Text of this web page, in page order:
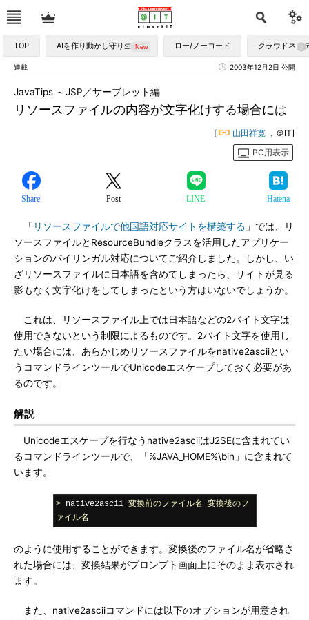
TOP AIを作り動かし守り生かす ロー/ノーコード クラウドネイ
連載 2003年12月2日 公開
リソースファイルの内容が文字化けする場合には
JavaTips ～JSP／サーブレット編
[ 山田祥寛 ，＠IT]
PC用表示
Share Post LINE Hatena
「 リソースファイルで他国語対応サイトを構築する 」では、リ
ソースファイルとResourceBundleクラスを活用したアプリケー
ションのバイリンガル対応についてご紹介しました。しかし、い
ざリソースファイルに日本語を含めてしまったら、サイトが見る
影もなく文字化けをしてしまったという方はいないでしょうか。
これは、リソースファイル上では日本語などの2バイト文字は
使用できないという制限によるものです。2バイト文字を使用し
たい場合には、あらかじめリソースファイルをnative2asciiとい
うコマンドラインツールでUnicodeエスケープしておく必要があ
るのです。
解説
Unicodeエスケープを行なうnative2asciiはJ2SEに含まれてい
るコマンドラインツールで、「%JAVA_HOME%\bin」に含まれて
います。
> native2ascii 変換前のファイル名
変換後のフ
ァイル名
のように使用することができます。変換後のファイル名が省略さ
れた場合には、変換結果がプロンプト画面上にそのまま表示され
ます。
また、native2asciiコマンドには以下のオプションが用意され